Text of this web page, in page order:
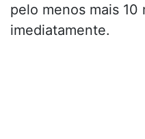
pelo menos mais 10
imediatamente.